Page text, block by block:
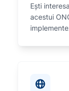
Eşti
acestui